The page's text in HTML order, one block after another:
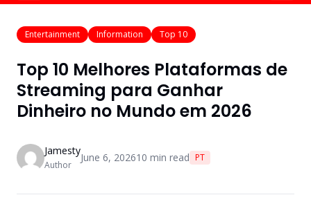
Entertainment Information Top 10
Top 10 Melhores Plataformas de
Streaming para Ganhar
Dinheiro no Mundo em 2026
Jamesty
Author
June 6, 202610 min read PT